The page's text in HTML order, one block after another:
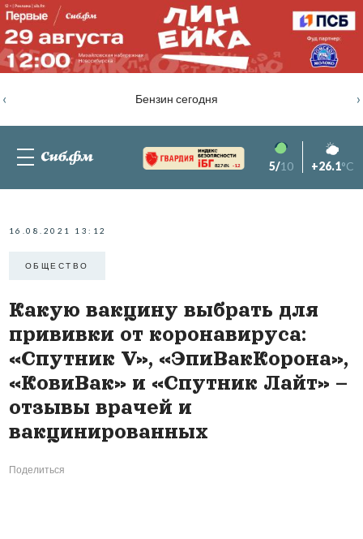
Бензин сегодня
‹ ›
82.76% -1.2 5/10 +26.1°C
16.08.2021 13:12
ОБЩЕСТВО
Какую вакцину выбрать для
прививки от коронавируса:
«Спутник V», «ЭпиВакКорона»,
«КовиВак» и «Спутник Лайт» –
отзывы врачей и
вакцинированных
Поделиться